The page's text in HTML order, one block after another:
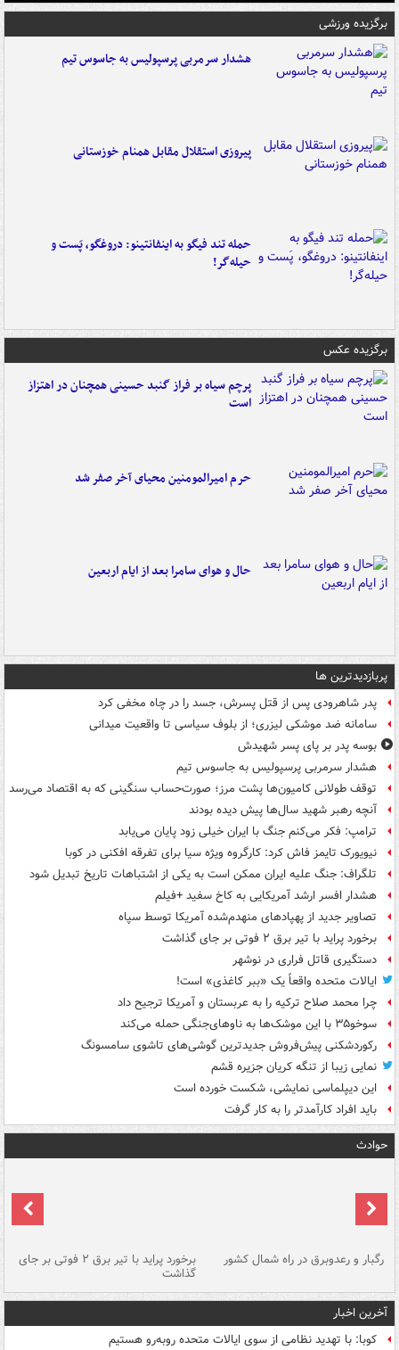
برگزیده ورزشی
هشدار سرمربی پرسپولیس به جاسوس تیم
پیروزی استقلال مقابل همنام خوزستانی
حمله تند فیگو به اینفانتینو: دروغگو، پَست‌ و
حیله‌گر!
برگزیده عکس
پرچم سیاه بر فراز گنبد حسینی همچنان در اهتزاز
است
حرم امیرالمومنین محیای آخر صفر شد
حال و هوای سامرا بعد از ایام اربعین
پربازدیدترین ها
پدر شاهرودی پس از قتل پسرش، جسد را در چاه مخفی کرد
سامانه ضد موشکی لیزری؛ از بلوف سیاسی تا واقعیت میدانی
بوسه‌ پدر بر پای پسر شهیدش
هشدار سرمربی پرسپولیس به جاسوس تیم
توقف طولانی کامیون‌ها پشت مرز؛ صورت‌حساب سنگینی که به اقتصاد می‌رسد
آنچه رهبر شهید سال‌ها پیش دیده بودند
ترامپ: فکر می‌کنم جنگ با ایران خیلی زود پایان می‌یابد
نیویورک تایمز فاش کرد: کارگروه ویژه سیا برای تفرقه افکنی در کوبا
تلگراف: جنگ علیه ایران ممکن است به یکی از اشتباهات تاریخ تبدیل شود
هشدار افسر ارشد آمریکایی به کاخ سفید +فیلم
تصاویر جدید از پهپادهای منهدم‌شده آمریکا توسط سپاه
برخورد پراید با تیر برق ۲ فوتی بر جای گذاشت
دستگیری قاتل فراری در نوشهر
ایالات متحده واقعاً یک «ببر کاغذی» است!
چرا محمد صلاح ترکیه را به عربستان و آمریکا ترجیح داد
سوخو۳۵ با این موشک‌ها به ناوهای‌جنگی حمله می‌کند
رکوردشکنی پیش‌فروش جدیدترین گوشی‌های تاشوی سامسونگ
نمایی زیبا از تنگه کریان جزیره قشم
این دیپلماسی نمایشی، شکست خورده است
باید افراد کارآمدتر را به کار گرفت
حوادث
رگبار و رعدوبرق در راه شمال کشور برخورد پراید با تیر برق ۲ فوتی بر جای
گذاشت
آخرین اخبار
کوبا: با تهدید نظامی از سوی ایالات متحده روبه‌رو هستیم